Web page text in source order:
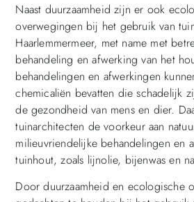
Naast duurzaamheid zijn er ook
overwegingen bij het gebruik van
Haarlemmermeer, met name met
behandeling en afwerking van het
behandelingen en afwerkingen
chemicaliën bevatten die schadelijk
de gezondheid van mens en dier.
tuinarchitecten de voorkeur aan
milieuvriendelijke behandelingen en
tuinhout, zoals lijnolie, bijenwas en
Door duurzaamheid en ecologische